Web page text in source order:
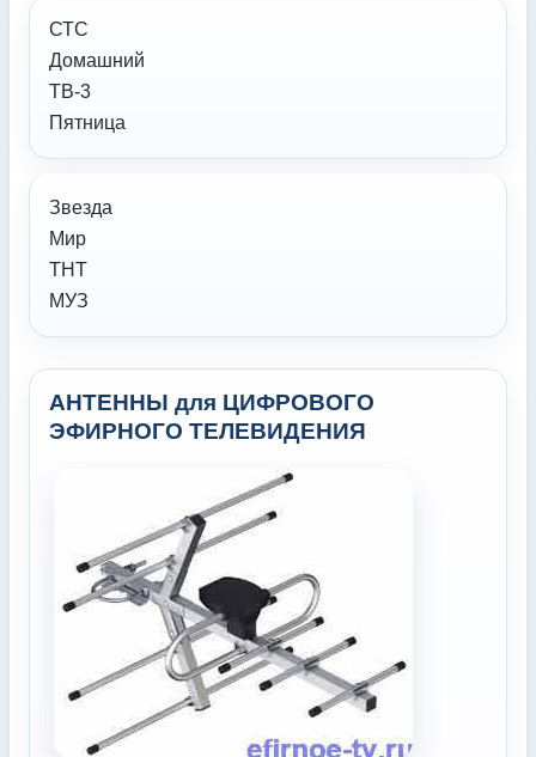
СТС
Домашний
ТВ-3
Пятница
Звезда
Мир
ТНТ
МУЗ
АНТЕННЫ для ЦИФРОВОГО
ЭФИРНОГО ТЕЛЕВИДЕНИЯ